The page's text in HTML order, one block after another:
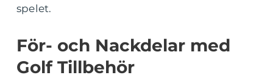
spelet.
För- och Nackdelar med
Golf Tillbehör